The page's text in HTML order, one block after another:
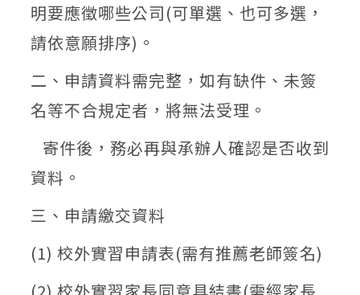
明要應徵哪些公司(可單選、也可多選，
請依意願排序)。
二、申請資料需完整，如有缺件、未簽
名等不合規定者，將無法受理。
寄件後，務必再與承辦人確認是否收到
資料。
三、申請繳交資料
(1) 校外實習申請表(需有推薦老師簽名)